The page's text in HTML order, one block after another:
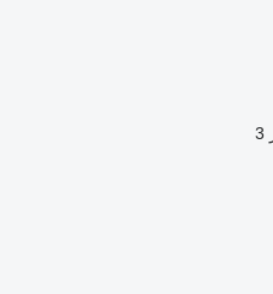
3